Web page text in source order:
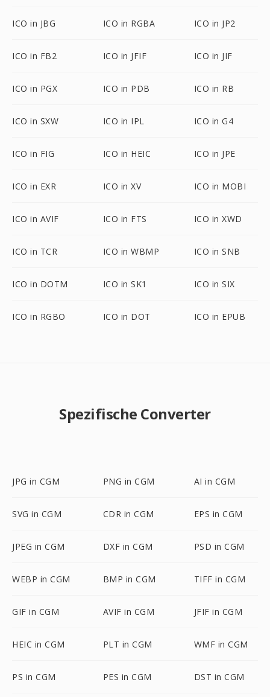
ICO in JBG ICO in RGBA ICO in JP2
ICO in FB2 ICO in JFIF ICO in JIF
ICO in PGX ICO in PDB ICO in RB
ICO in SXW ICO in IPL ICO in G4
ICO in FIG ICO in HEIC ICO in JPE
ICO in EXR ICO in XV ICO in MOBI
ICO in AVIF ICO in FTS ICO in XWD
ICO in TCR ICO in WBMP ICO in SNB
ICO in DOTM ICO in SK1 ICO in SIX
ICO in RGBO ICO in DOT ICO in EPUB
Spezifische Converter
JPG in CGM PNG in CGM AI in CGM
SVG in CGM CDR in CGM EPS in CGM
JPEG in CGM DXF in CGM PSD in CGM
WEBP in CGM BMP in CGM TIFF in CGM
GIF in CGM AVIF in CGM JFIF in CGM
HEIC in CGM PLT in CGM WMF in CGM
PS in CGM PES in CGM DST in CGM